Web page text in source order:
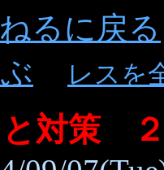
るに戻る
レスを
と対策